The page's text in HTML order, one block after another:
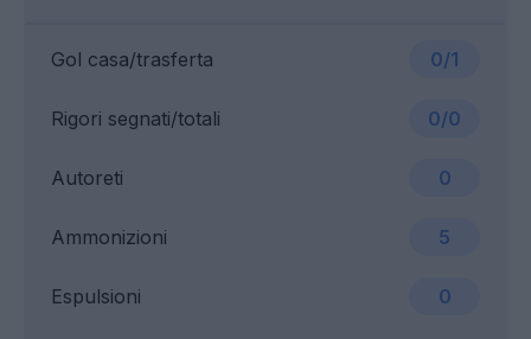
Gol casa/trasferta 0/1
Ammonizioni 5
Rigori segnati/totali 0/0
Espulsioni 0
Autoreti 0